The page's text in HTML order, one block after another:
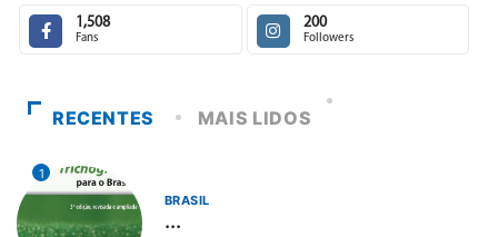
1,508
Fans
200
Followers
RECENTES MAIS LIDOS
1
BRASIL
...